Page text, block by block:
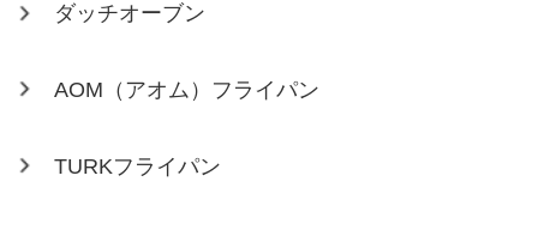
ダッチオーブン
AOM（アオム）フライパン
TURKフライパン